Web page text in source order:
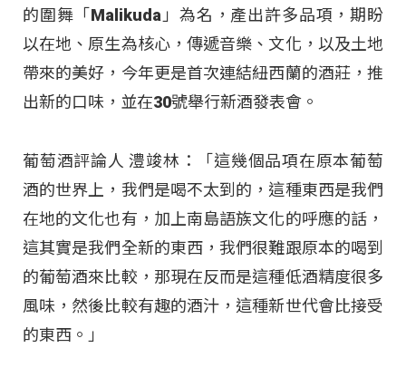
的圍舞「Malikuda」為名，產出許多品項，期盼
以在地、原生為核心，傳遞音樂、文化，以及土地
帶來的美好，今年更是首次連結紐西蘭的酒莊，推
出新的口味，並在30號舉行新酒發表會。
葡萄酒評論人 澧竣林：「這幾個品項在原本葡萄
酒的世界上，我們是喝不太到的，這種東西是我們
在地的文化也有，加上南島語族文化的呼應的話，
這其實是我們全新的東西，我們很難跟原本的喝到
的葡萄酒來比較，那現在反而是這種低酒精度很多
風味，然後比較有趣的酒汁，這種新世代會比接受
的東西。」